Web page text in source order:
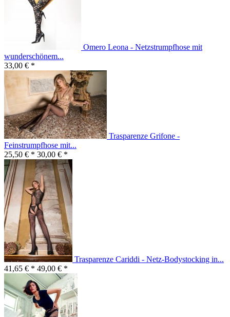
Omero Leona - Netzstrumpfhose mit
wunderschönem...
33,00 € *
Trasparenze Grifone -
Feinstrumpfhose mit...
25,50 € * 30,00 € *
Trasparenze Cariddi - Netz-Bodystocking in...
41,65 € * 49,00 € *